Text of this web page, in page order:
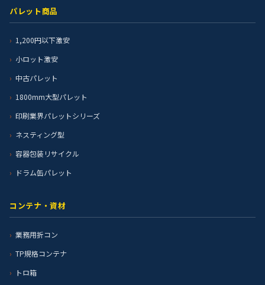
パレット商品
1,200円以下激安
小ロット激安
中古パレット
1800mm大型パレット
印刷業界パレットシリーズ
ネスティング型
容器包装リサイクル
ドラム缶パレット
コンテナ・資材
業務用折コン
TP規格コンテナ
トロ箱